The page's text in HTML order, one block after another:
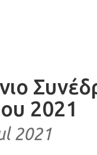
2021
2021